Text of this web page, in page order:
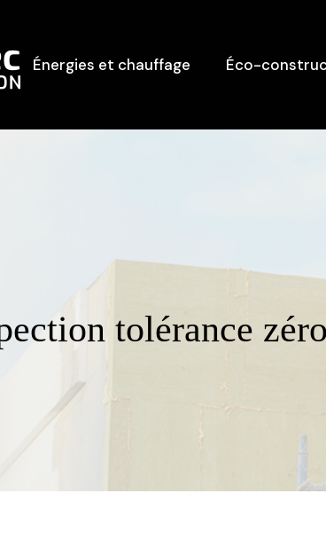
Énergies et chauffage Éco-
tolérance